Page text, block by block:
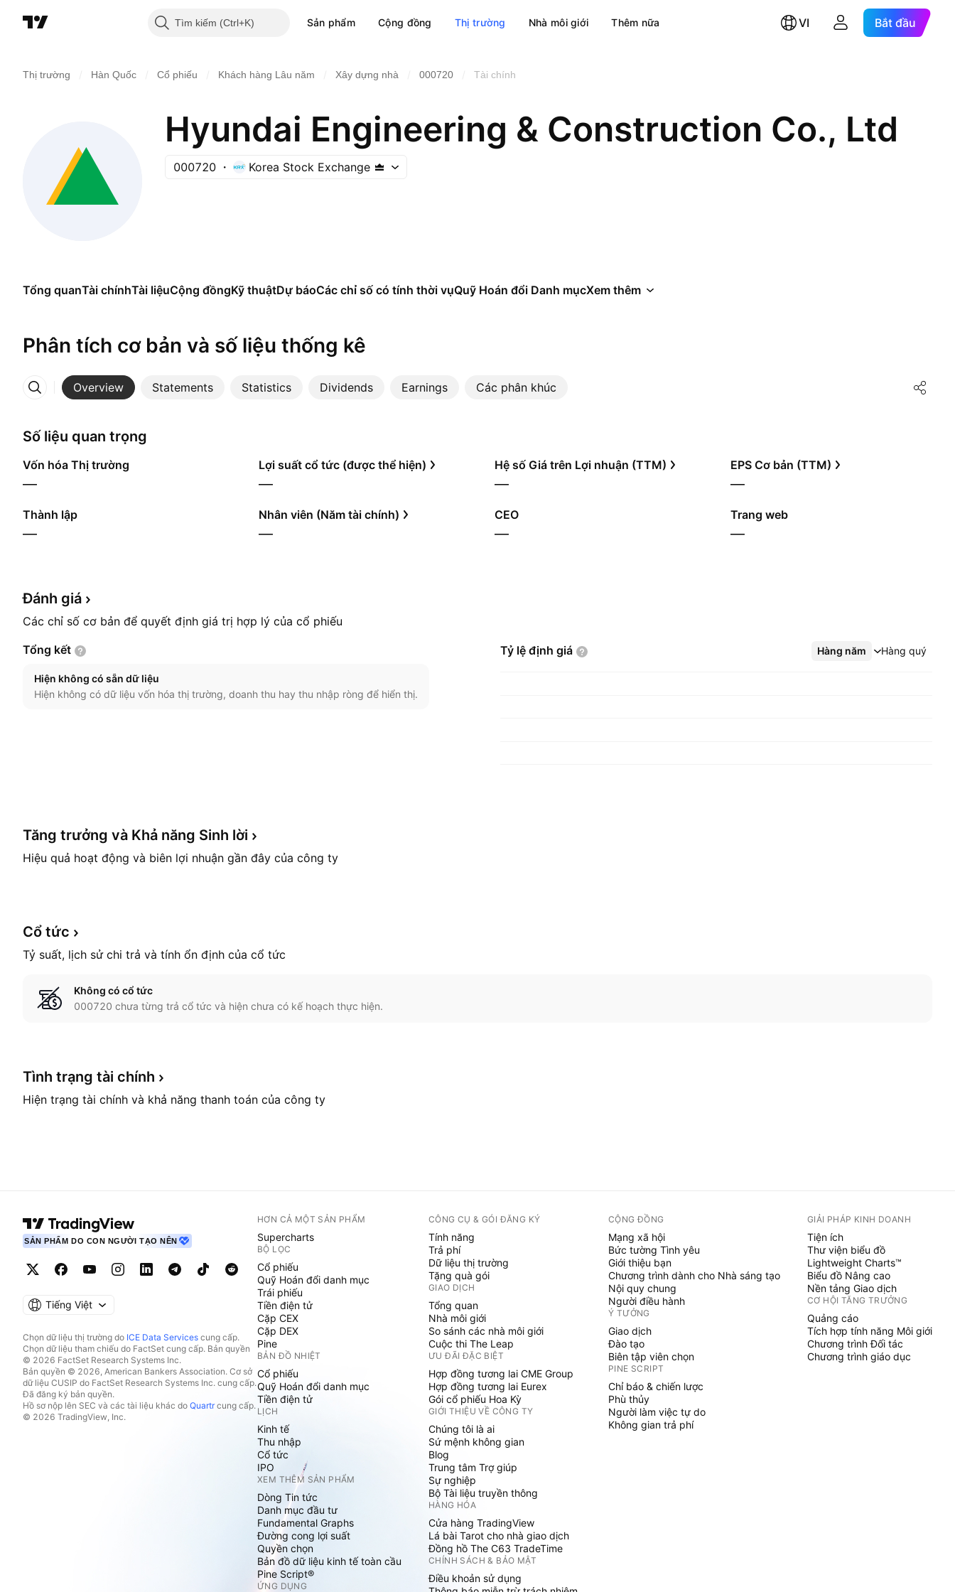
Tìm kiếm Sản phẩm Cộng đồng Thị trường Nhà môi giới Thêm nữa VI Bắt đầu
Thị trường Hàn Quốc Cổ phiếu Khách hàng Lâu năm Xây dựng nhà 000720 Tài chính
Hyundai Engineering & Construction Co., Ltd
000720 Korea Stock Exchange
Tổng quanTài chínhTài liệuCộng đồngKỹ thuậtDự báoCác chỉ số có tính thời vụQuỹ Hoán đổi Danh mụcXem thêm
Phân tích cơ bản và số liệu thống kê
Overview Statements Statistics Dividends Earnings Các phân khúc
More
Số liệu quan trọng
Vốn hóa Thị trường
—
Lợi suất cổ tức (được thể hiện)
—
Hệ số Giá trên Lợi nhuận (TTM)
—
EPS Cơ bản (TTM)
—
Thành lập
—
Nhân viên (Năm tài chính)
—
CEO
—
Trang web
—
Đánh giá
Các chỉ số cơ bản để quyết định giá trị hợp lý của cổ phiếu
Tổng kết
Hiện không có sẵn dữ liệu
Hiện không có dữ liệu vốn hóa thị trường, doanh thu hay thu nhập ròng để hiển thị.
Tỷ lệ định giá Hàng năm Hàng quý
Xem thêm
Tăng trưởng và Khả năng Sinh lời
Hiệu quả hoạt động và biên lợi nhuận gần đây của công ty
Cổ tức
Tỷ suất, lịch sử chi trả và tính ổn định của cổ tức
Không có cổ tức
000720 chưa từng trả cổ tức và hiện chưa có kế hoạch thực hiện.
Tình trạng tài chính
Hiện trạng tài chính và khả năng thanh toán của công ty
SẢN PHẨM DO CON NGƯỜI TẠO NÊN
Tiếng Việt
Chọn dữ liệu thị trường do ICE Data Services cung cấp.
Chọn dữ liệu tham chiếu do FactSet cung cấp. Bản quyền
© 2026 FactSet Research Systems Inc.
Bản quyền © 2026, American Bankers Association. Cơ sở
dữ liệu CUSIP do FactSet Research Systems Inc. cung cấp.
Đã đăng ký bản quyền.
Hồ sơ nộp lên SEC và các tài liệu khác do Quartrcung cấp.
© 2026 TradingView, Inc.
HƠN CẢ MỘT SẢN PHẨM
Supercharts
BỘ LỌC
Cổ phiếu
Quỹ Hoán đổi danh mục
Trái phiếu
Tiền điện tử
Cặp CEX
Cặp DEX
Pine
BẢN ĐỒ NHIỆT
Cổ phiếu
Quỹ Hoán đổi danh mục
Tiền điện tử
LỊCH
Kinh tế
Thu nhập
Cổ tức
IPO
XEM THÊM SẢN PHẨM
Dòng Tin tức
Danh mục đầu tư
Fundamental Graphs
Đường cong lợi suất
Quyền chọn
Bản đồ dữ liệu kinh tế toàn cầu
Pine Script®
ỨNG DỤNG
CÔNG CỤ & GÓI ĐĂNG KÝ
Tính năng
Trả phí
Dữ liệu thị trường
Tặng quà gói
GIAO DỊCH
Tổng quan
Nhà môi giới
So sánh các nhà môi giới
Cuộc thi The Leap
ƯU ĐÃI ĐẶC BIỆT
Hợp đồng tương lai CME Group
Hợp đồng tương lai Eurex
Gói cổ phiếu Hoa Kỳ
GIỚI THIỆU VỀ CÔNG TY
Chúng tôi là ai
Sứ mệnh không gian
Blog
Trung tâm Trợ giúp
Sự nghiệp
Bộ Tài liệu truyền thông
HÀNG HÓA
Cửa hàng TradingView
Lá bài Tarot cho nhà giao dịch
Đồng hồ The C63 TradeTime
CHÍNH SÁCH & BẢO MẬT
Điều khoản sử dụng
CỘNG ĐỒNG
Mạng xã hội
Bức tường Tình yêu
Giới thiệu bạn
Chương trình dành cho Nhà sáng tạo
Nội quy chung
Người điều hành
Ý TƯỞNG
Giao dịch
Đào tạo
Biên tập viên chọn
PINE SCRIPT
Chỉ báo & chiến lược
Phù thủy
Người làm việc tự do
Không gian trả phí
GIẢI PHÁP KINH DOANH
Tiện ích
Thư viện biểu đồ
Lightweight Charts™
Biểu đồ Nâng cao
Nền tảng Giao dịch
CƠ HỘI TĂNG TRƯỞNG
Quảng cáo
Tích hợp tính năng Môi giới
Chương trình Đối tác
Chương trình giáo dục